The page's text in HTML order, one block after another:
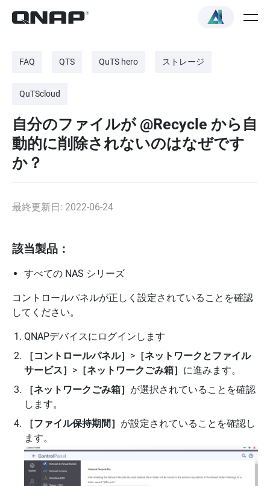
FAQ QTS QuTS hero ストレージ
QuTScloud
自分のファイルが @Recycle から自
動的に削除されないのはなぜです
か？
最終更新日: 2022-06-24
該当製品：
すべての NAS シリーズ
コントロールパネルが正しく設定されていることを確認
してください。
QNAPデバイスにログインします
［コントロールパネル］ > ［ネットワークとファイル
サービス］ > ［ネットワークごみ箱］ に進みます。
［ネットワークごみ箱］ が選択されていることを確認
します。
［ファイル保持期間］ が設定されていることを確認し
ます。